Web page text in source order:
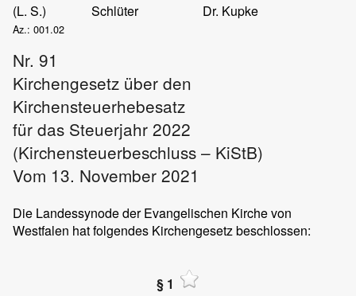
(L. S.)
Schlüter Dr. Kupke
Az.: 001.02
Nr. 91
Kirchengesetz über den
Kirchensteuerhebesatz
für das Steuerjahr 2022
(Kirchensteuerbeschluss – KiStB)
Vom 13. November 2021
Die Landessynode der Evangelischen Kirche von
Westfalen hat folgendes Kirchengesetz beschlossen:
§ 1